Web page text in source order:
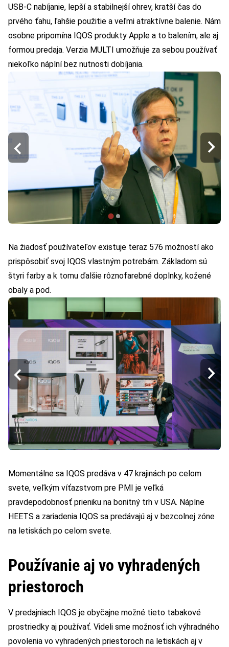
USB-C nabíjanie, lepší a stabilnejší ohrev, kratší čas do
prvého ťahu, ľahšie použitie a veľmi atraktívne balenie. Nám
osobne pripomína IQOS produkty Apple a to balením, ale aj
formou predaja. Verzia MULTI umožňuje za sebou používať
niekoľko náplní bez nutnosti dobíjania.
Na žiadosť používateľov existuje teraz 576 možností ako
prispôsobiť svoj IQOS vlastným potrebám. Základom sú
štyri farby a k tomu ďalšie rôznofarebné doplnky, kožené
obaly a pod.
Momentálne sa IQOS predáva v 47 krajinách po celom
svete, veľkým víťazstvom pre PMI je veľká
pravdepodobnosť prieniku na bonitný trh v USA. Náplne
HEETS a zariadenia IQOS sa predávajú aj v bezcolnej zóne
na letiskách po celom svete.
Používanie aj vo vyhradených
priestoroch
V predajniach IQOS je obyčajne možné tieto tabakové
prostriedky aj používať. Videli sme možnosť ich výhradného
povolenia vo vyhradených priestoroch na letiskách aj v